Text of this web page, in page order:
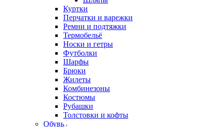
Куртки
Перчатки и варежки
Ремни и подтяжки
Термобельё
Носки и гетры
Футболки
Шарфы
Брюки
Жилеты
Комбинезоны
Костюмы
Рубашки
Толстовки и кофты
Обувь